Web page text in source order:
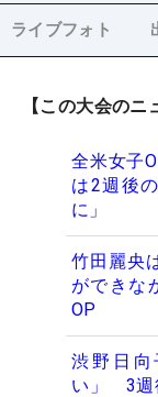
ライブフォト
【この大会のニ
全米女子
は2週後
に」
竹田麗央
ができな
OP
渋野日
い」 3週